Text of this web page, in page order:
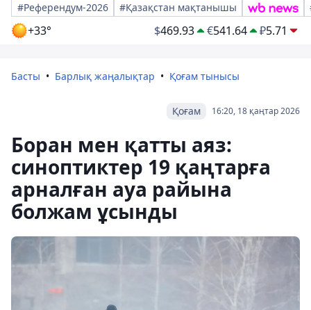
#Референдум-2026
#Қазақстан мақтанышы
+33° $469.93 €541.64 ₽5.71
Басты Барлық жаңалықтар Қоғам тынысы
16:20, 18 қаңтар 2026
Қоғам
Боран мен қатты аяз:
синоптиктер 19 қаңтарға
арналған ауа райына
болжам ұсынды